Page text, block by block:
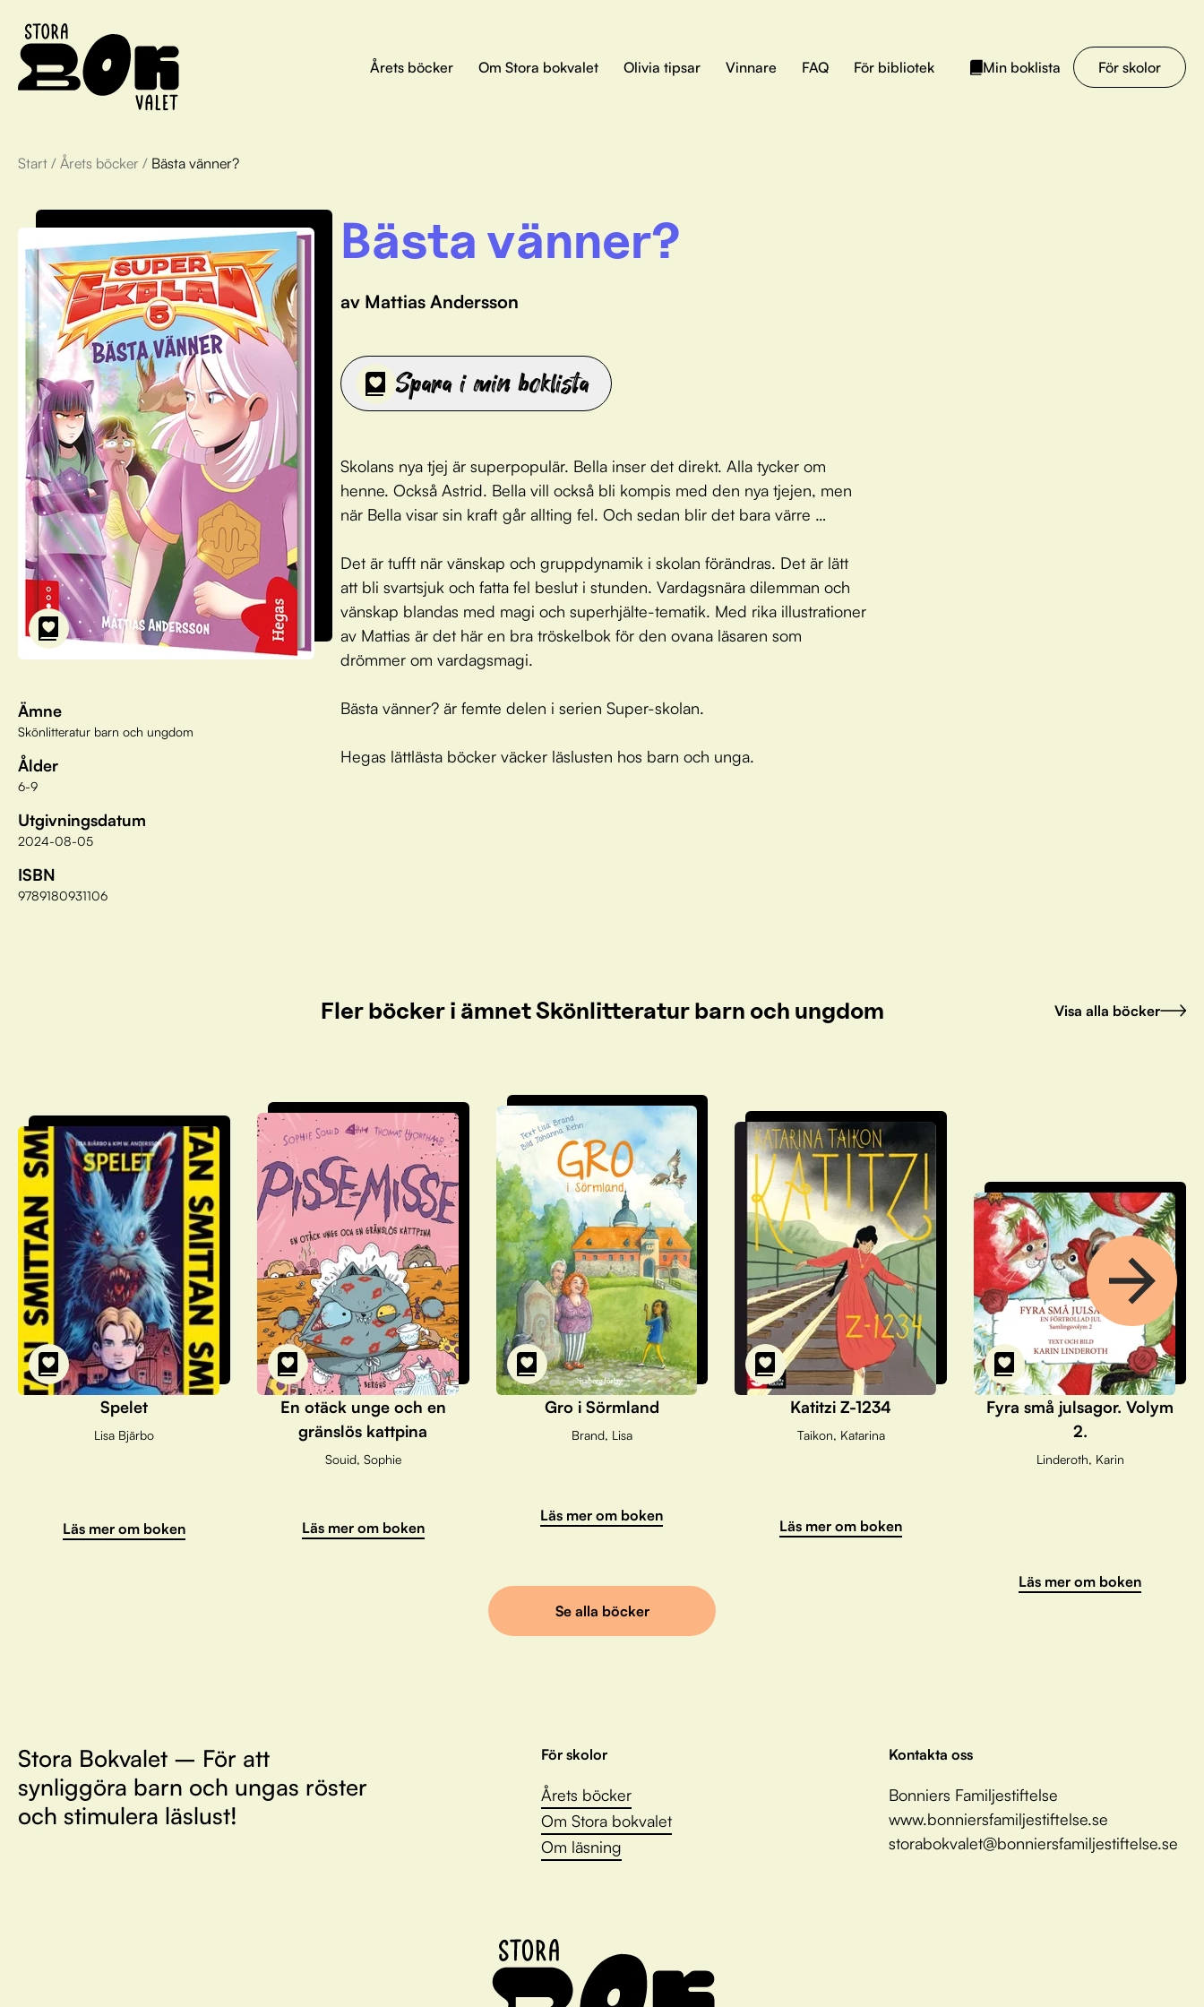
Årets böcker Om Stora bokvalet Olivia tipsar Vinnare FAQ För bibliotek Min boklista För skolor
Start / Årets böcker / Bästa vänner?
Ämne
Skönlitteratur barn och ungdom
Ålder
6-9
Utgivningsdatum
2024-08-05
ISBN
9789180931106
Bästa vänner?
av Mattias Andersson
Spara i min boklista
Skolans nya tjej är superpopulär. Bella inser det direkt. Alla tycker om
henne. Också Astrid. Bella vill också bli kompis med den nya tjejen, men
när Bella visar sin kraft går allting fel. Och sedan blir det bara värre …
Det är tufft när vänskap och gruppdynamik i skolan förändras. Det är lätt
att bli svartsjuk och fatta fel beslut i stunden. Vardagsnära dilemman och
vänskap blandas med magi och superhjälte-tematik. Med rika illustrationer
av Mattias är det här en bra tröskelbok för den ovana läsaren som
drömmer om vardagsmagi.
Bästa vänner? är femte delen i serien Super-skolan.
Hegas lättlästa böcker väcker läslusten hos barn och unga.
Fler böcker i ämnet Skönlitteratur barn och ungdom Visa alla böcker
Spelet
Lisa Bjärbo
Läs mer om boken
En otäck unge och en
gränslös kattpina
Souid, Sophie
Läs mer om boken
Gro i Sörmland
Brand, Lisa
Läs mer om boken
Katitzi Z-1234
Taikon, Katarina
Läs mer om boken
Fyra små julsagor. Volym
2.
Linderoth, Karin
Läs mer om boken
Se alla böcker
Stora Bokvalet – För att
synliggöra barn och ungas röster
och stimulera läslust!
För skolor
Årets böcker
Om Stora bokvalet
Om läsning
Kontakta oss
Bonniers Familjestiftelse
www.bonniersfamiljestiftelse.se
storabokvalet@bonniersfamiljestiftelse.se